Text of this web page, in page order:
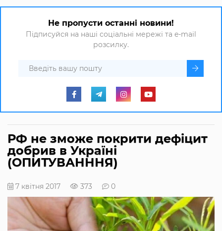
Не пропусти останні новини!
Підписуйся на наші соціальні мережі та e-mail
розсилку.
РФ не зможе покрити дефіцит
добрив в Україні
(ОПИТУВАНННЯ)
7 квітня 2017 373 0